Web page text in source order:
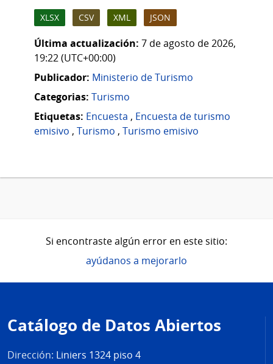
XLSX CSV XML JSON
Última actualización: 7 de agosto de 2026,
19:22 (UTC+00:00)
Publicador: Ministerio de Turismo
Categorias: Turismo
Etiquetas: Encuesta , Encuesta de turismo
emisivo , Turismo , Turismo emisivo
Si encontraste algún error en este sitio:
ayúdanos a mejorarlo
de
página
Catálogo de Datos Abiertos
Dirección: Liniers 1324 piso 4